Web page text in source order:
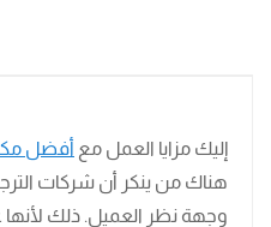
إليك مزايا العمل مع أفضل
هناك من ينكر أن شركات
وجهة نظر العميل. ذلك لأنها